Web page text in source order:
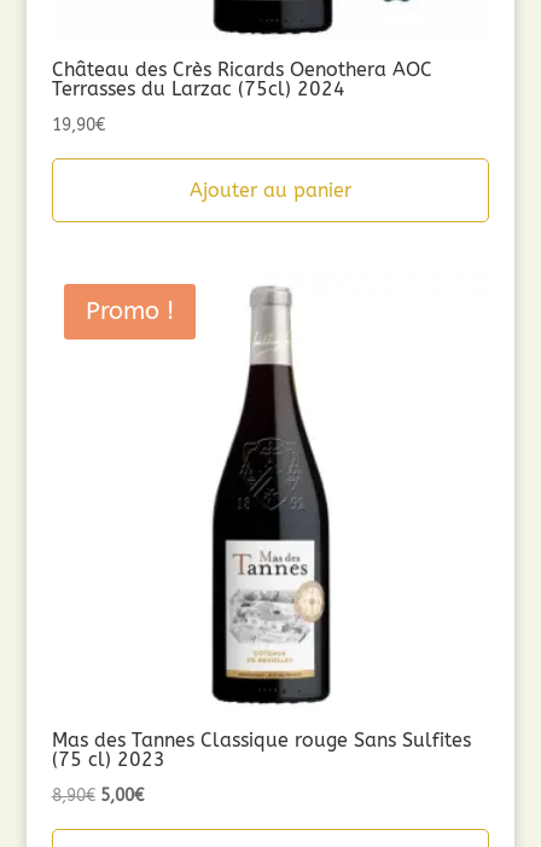
Château des Crès Ricards Oenothera AOC
Terrasses du Larzac (75cl) 2024
19,90€
Ajouter au panier
Promo !
Mas des Tannes Classique rouge Sans Sulfites
(75 cl) 2023
8,90€ Le
5,00€Le